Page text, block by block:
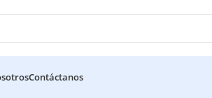
Contáctanos